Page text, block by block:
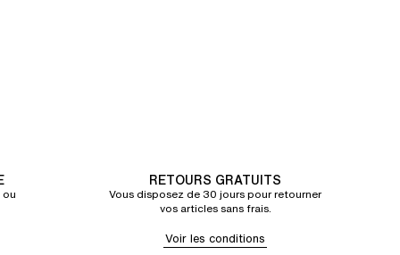
RETOURS GRATUITS
Vous disposez de 30 jours pour retourner
vos articles sans frais.
Voir les conditions